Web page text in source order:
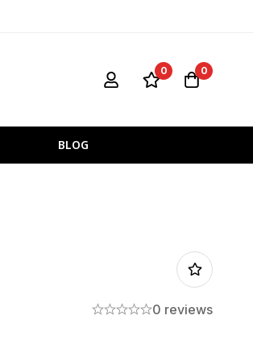
0 0
BLOG
0 reviews